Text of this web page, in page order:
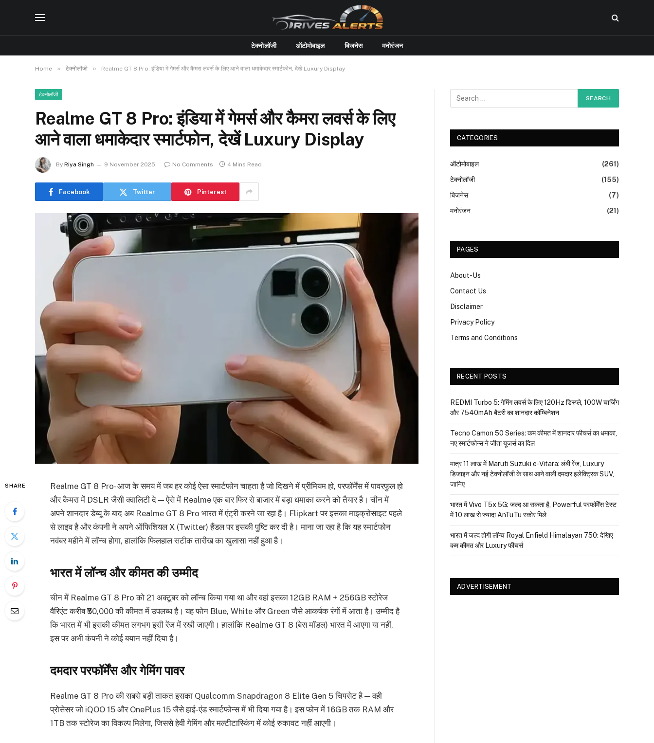
टेक्नोलॉजी ऑटोमोबाइल बिजनेस मनोरंजन
Home » टेक्नोलॉजी » Realme GT 8 Pro: इंडिया में गेमर्स और कैमरा लवर्स के लिए आने वाला धमाकेदार स्मार्टफोन, देखें Luxury Display
टेक्नोलॉजी
Realme GT 8 Pro: इंडिया में गेमर्स और कैमरा लवर्स के लिए
आने वाला धमाकेदार स्मार्टफोन, देखें Luxury Display
By Riya Singh 9 November 2025 No Comments 4 Mins Read
Facebook Twitter Pinterest
SHARE
Realme GT 8 Pro- आज के समय में जब हर कोई ऐसा स्मार्टफोन चाहता है जो दिखने में प्रीमियम हो, परफॉर्मेंस में पावरफुल हो
और कैमरा में DSLR जैसी क्वालिटी दे — ऐसे में Realme एक बार फिर से बाजार में बड़ा धमाका करने को तैयार है। चीन में
अपने शानदार डेब्यू के बाद अब Realme GT 8 Pro भारत में एंट्री करने जा रहा है। Flipkart पर इसका माइक्रोसाइट पहले
से लाइव है और कंपनी ने अपने ऑफिशियल X (Twitter) हैंडल पर इसकी पुष्टि कर दी है। माना जा रहा है कि यह स्मार्टफोन
नवंबर महीने में लॉन्च होगा, हालांकि फिलहाल सटीक तारीख का खुलासा नहीं हुआ है।
भारत में लॉन्च और कीमत की उम्मीद
चीन में Realme GT 8 Pro को 21 अक्टूबर को लॉन्च किया गया था और वहां इसका 12GB RAM + 256GB स्टोरेज
वैरिएंट करीब ₹50,000 की कीमत में उपलब्ध है। यह फोन Blue, White और Green जैसे आकर्षक रंगों में आता है। उम्मीद है
कि भारत में भी इसकी कीमत लगभग इसी रेंज में रखी जाएगी। हालांकि Realme GT 8 (बेस मॉडल) भारत में आएगा या नहीं,
इस पर अभी कंपनी ने कोई बयान नहीं दिया है।
दमदार परफॉर्मेंस और गेमिंग पावर
Realme GT 8 Pro की सबसे बड़ी ताकत इसका Qualcomm Snapdragon 8 Elite Gen 5 चिपसेट है — वही
प्रोसेसर जो iQOO 15 और OnePlus 15 जैसे हाई-एंड स्मार्टफोन्स में भी दिया गया है। इस फोन में 16GB तक RAM और
1TB तक स्टोरेज का विकल्प मिलेगा, जिससे हेवी गेमिंग और मल्टीटास्किंग में कोई रुकावट नहीं आएगी।
CATEGORIES
ऑटोमोबाइल
(261)
टेक्नोलॉजी
(155)
बिजनेस
(7)
मनोरंजन
(21)
PAGES
About-Us
Contact Us
Disclaimer
Privacy Policy
Terms and Conditions
RECENT POSTS
REDMI Turbo 5: गेमिंग लवर्स के लिए 120Hz डिस्प्ले, 100W चार्जिंग
और 7540mAh बैटरी का शानदार कॉम्बिनेशन
Tecno Camon 50 Series: कम कीमत में शानदार फीचर्स का धमाका,
नए स्मार्टफोन्स ने जीता यूजर्स का दिल
मात्र ₹11 लाख में Maruti Suzuki e-Vitara: लंबी रेंज, Luxury
डिजाइन और नई टेक्नोलॉजी के साथ आने वाली दमदार इलेक्ट्रिक SUV,
जानिए
भारत में Vivo T5x 5G: जल्द आ सकता है, Powerful परफॉर्मेंस टेस्ट
में 10 लाख से ज्यादा AnTuTu स्कोर मिले
भारत में जल्द होगी लॉन्च Royal Enfield Himalayan 750: देखिए
कम कीमत और Luxury फीचर्स
ADVERTISEMENT